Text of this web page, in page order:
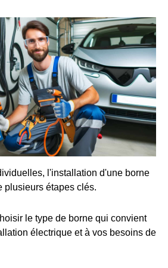
l'installation d'une borne
plusieurs étapes clés.
le type de borne qui convient
électrique et à vos besoins de